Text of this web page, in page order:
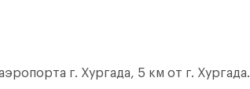
г. Хургада, 5 км от г. Хургада.